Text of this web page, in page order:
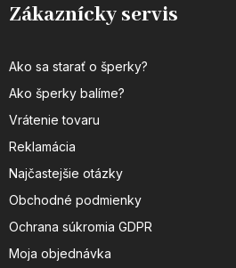
Zákaznícky servis
Ako sa starať o šperky?
Ako šperky balíme?
Vrátenie tovaru
Reklamácia
Najčastejšie otázky
Obchodné podmienky
Ochrana súkromia GDPR
Moja objednávka